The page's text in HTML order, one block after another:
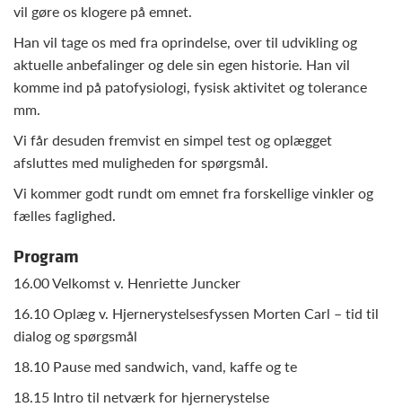
vil gøre os klogere på emnet.
Han vil tage os med fra oprindelse, over til udvikling og
aktuelle anbefalinger og dele sin egen historie. Han vil
komme ind på patofysiologi, fysisk aktivitet og tolerance
mm.
Vi får desuden fremvist en simpel test og oplægget
afsluttes med muligheden for spørgsmål.
Vi kommer godt rundt om emnet fra forskellige vinkler og
fælles faglighed.
Program
16.00 Velkomst v. Henriette Juncker
16.10 Oplæg v. Hjernerystelsesfyssen Morten Carl – tid til
dialog og spørgsmål
18.10 Pause med sandwich, vand, kaffe og te
18.15 Intro til netværk for hjernerystelse